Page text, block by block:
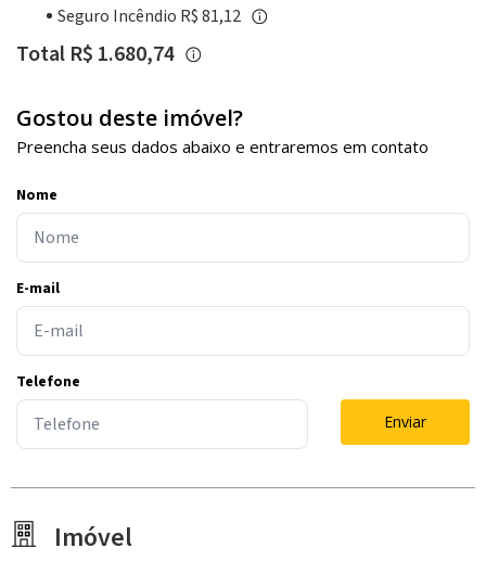
Seguro Incêndio R$ 81,12
Total R$ 1.680,74
Gostou deste imóvel?
Preencha seus dados abaixo e entraremos em contato
Nome
E-mail
Telefone
Enviar
Imóvel